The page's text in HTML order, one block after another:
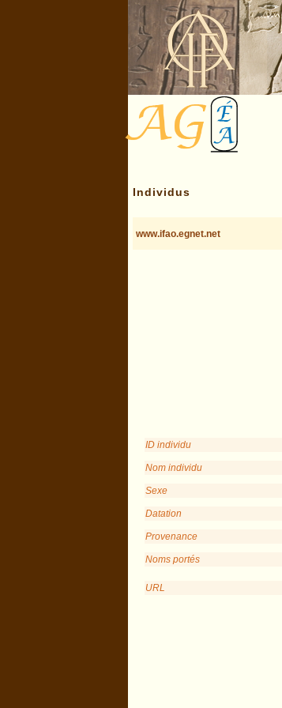
Individus
www.ifao.egnet.net
ID individu
Nom individu
Sexe
Datation
Provenance
Noms portés
URL